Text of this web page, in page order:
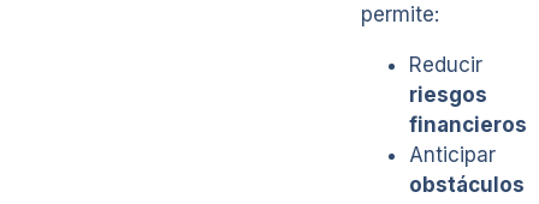
permite:
Reducir
riesgos
financieros
Anticipar
obstáculos